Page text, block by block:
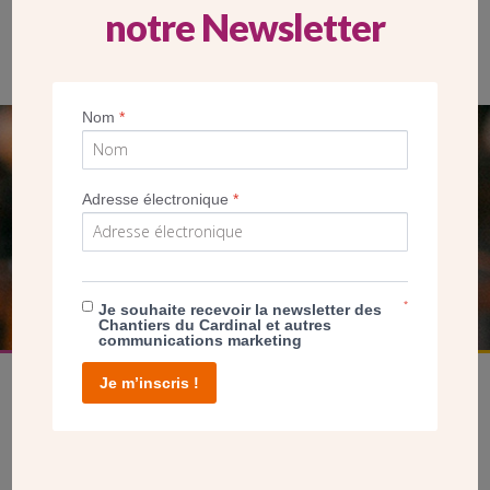
La nouvelle salle paroissiale Sainte-Geneviève permettra à la
paroisse de développer ses activités.
SEUL VOTRE DON
NOUS PERMET D’AGIR
FAIRE UN DON
notre Newsletter
Nom*
Adresse électronique*
Je souhaite recevoir la newsletter des
Chantiers du Cardinal et autres
communications marketing
*
Je m’inscris !